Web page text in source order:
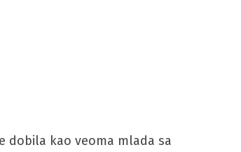
dobila kao veoma mlada sa